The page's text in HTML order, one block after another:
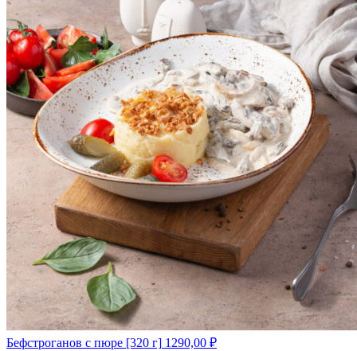
Бефстроганов с пюре [320 г] 1290,00 ₽